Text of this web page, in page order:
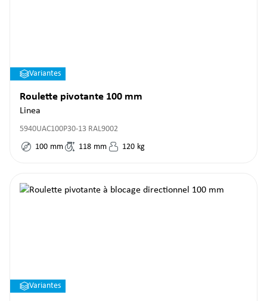
Variantes
Roulette pivotante 100 mm
Linea
5940UAC100P30-13 RAL9002
100 mm 118 mm 120 kg
Variantes